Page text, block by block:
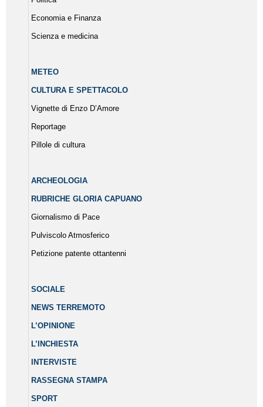
Economia e Finanza
Scienza e medicina
METEO
CULTURA E SPETTACOLO
Vignette di Enzo D’Amore
Reportage
Pillole di cultura
ARCHEOLOGIA
RUBRICHE GLORIA CAPUANO
Giornalismo di Pace
Pulviscolo Atmosferico
Petizione patente ottantenni
SOCIALE
NEWS TERREMOTO
L’OPINIONE
L’INCHIESTA
INTERVISTE
RASSEGNA STAMPA
SPORT